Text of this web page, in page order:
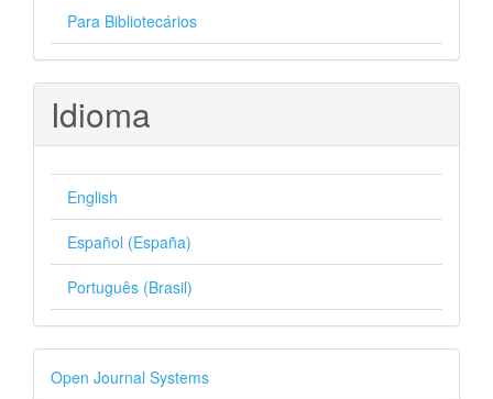
Para Bibliotecários
Idioma
English
Español (España)
Português (Brasil)
Desenvolvido
Open Journal Systems